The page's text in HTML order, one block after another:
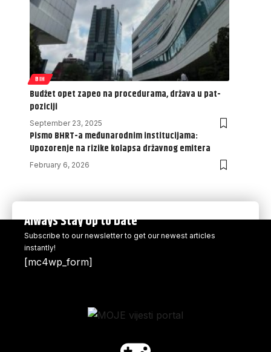
BIH
Budžet opet zapeo na procedurama, država u pat-
poziciji
September 23, 2025
Pismo BHRT-a međunarodnim institucijama:
Upozorenje na rizike kolapsa državnog emitera
February 6, 2026
Always Stay Up to Date
Subscribe to our newsletter to get our newest articles
instantly!
[mc4wp_form]